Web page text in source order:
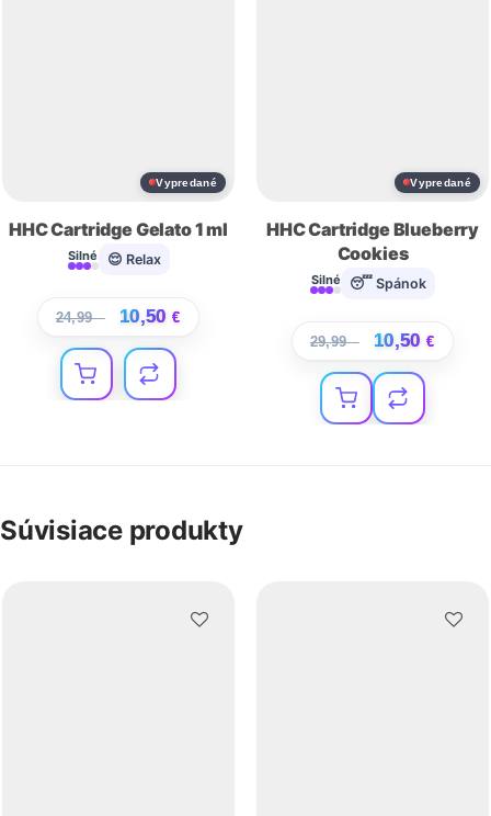
Vypredané
HHC Cartridge Gelato 1 ml
Silné 😌 Relax
24,99€ 10,50 €
Vypredané
HHC Cartridge Blueberry
Cookies
Silné 😴 Spánok
29,99€ 10,50 €
Súvisiace produkty